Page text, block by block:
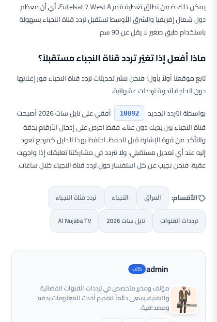
يمكن ذلك ضمن نطاق تغطية قمر Eutelsat 7 West A، أي أن معظم
دول شمال إفريقيا والشرق الأوسط تستقبل تردد قناة النجباء بسهولة
باستخدام طبق صغير لا يقل عن 90 سم.
ماذا أفعل إذا تغيّر تردد قناة النجباء مستقبلاً؟
تابع موقعنا أولاً بأول؛ فنحن ننشر تحديثات تردد قناة النجباء فور إعلانها
دون الحاجة لتجربة ترددات عشوائية.
بواسطة التردد الجديد
10892
أفقي على نايل سات 2026 أصبحت
قناة النجباء بين يديك دون عناء، فقط احرص على إدخال الأرقام بدقة
والتأكد من قوة الإشارة قبل الحفظ. احتفظ بهذا الدليل كمرجع تعود
إليه عند أي تعديل مستقبلي، ولا تتردد في مشاركتنا تعليقك إذا واجهت
عقبة، فنحن نجيب عن كل استفسار حول تردد قناة النجباء خلال ساعات.
الأقسام: العراق النجباء تردد قناة النجباء
ترددات القنوات نايل سات 2026 Al Nujaba TV
admin
مؤلف ومحرر متخصص في ترددات القنوات الفضائية
والتقنية، يسعى دائماً لتقديم أحدث المعلومات بدقة
ومصداقية.